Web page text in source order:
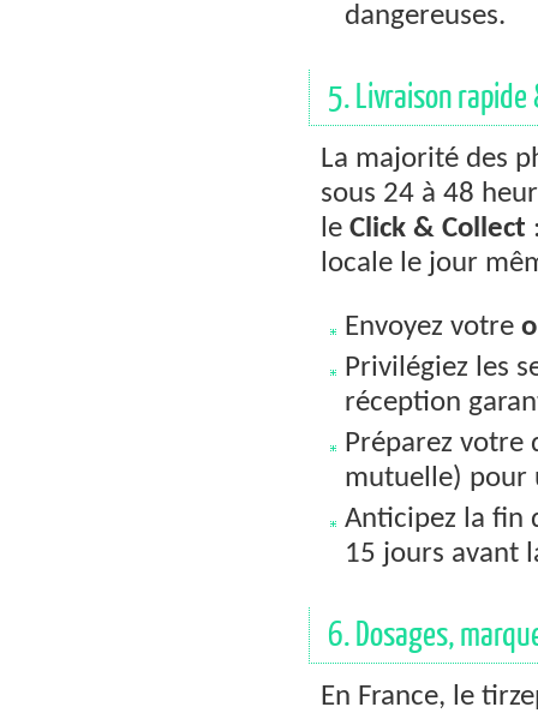
dangereuses.
5. Livraison
La majorité des
sous 24 à 48
le Click & Collect
locale le jour
Envoyez votre
Privilégiez les
réception
Préparez votre
mutuelle) pour
Anticipez la fin
15 jours avant
6. Dosages,
En France, le